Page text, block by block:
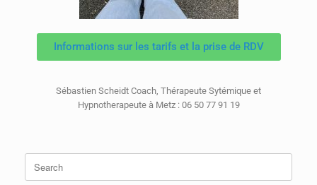
Informations sur les tarifs et la prise de RDV
Sébastien Scheidt Coach, Thérapeute Sytémique et
Hypnotherapeute à Metz : 06 50 77 91 19